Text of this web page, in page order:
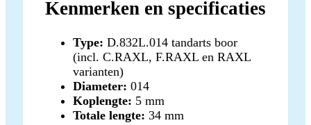
Kenmerken en specificaties
Type: D.832L.014 tandarts boor
(incl. C.RAXL, F.RAXL en RAXL
varianten)
Diameter: 014
Koplengte: 5 mm
Totale lengte: 34 mm